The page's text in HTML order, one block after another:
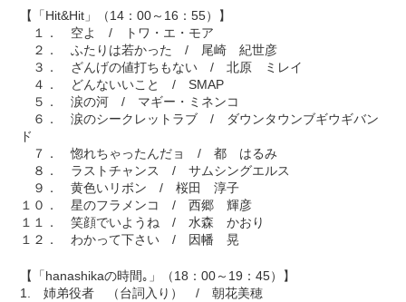
【「Hit&Hit」（14：00～16：55）】
１． 空よ / トワ・エ・モア
２． ふたりは若かった / 尾崎 紀世彦
３． ざんげの値打ちもない / 北原 ミレイ
４． どんないいこと / SMAP
５． 涙の河 / マギー・ミネンコ
６． 涙のシークレットラブ / ダウンタウンブギウギバン
ド
７． 惚れちゃったんだョ / 都 はるみ
８． ラストチャンス / サムシングエルス
９． 黄色いリボン / 桜田 淳子
１０． 星のフラメンコ / 西郷 輝彦
１１． 笑顔でいようね / 水森 かおり
１２． わかって下さい / 因幡 晃
【「hanashikaの時間｡」（18：00～19：45）】
1. 姉弟役者 （台詞入り） / 朝花美穂